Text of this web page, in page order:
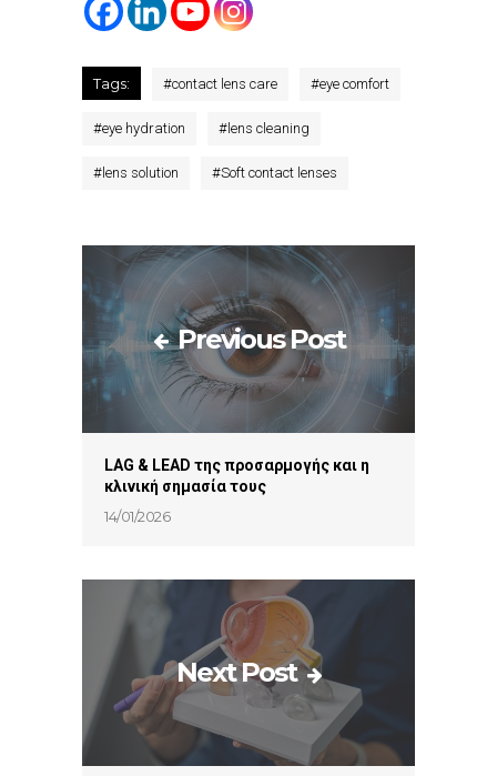
Tags: #contact lens care #eye comfort
#eye hydration # lens cleaning
# lens solution #Soft contact lenses
Previous Post
LAG & LEAD της προσαρμογής και η
κλινική σημασία τους
14/01/2026
Next Post